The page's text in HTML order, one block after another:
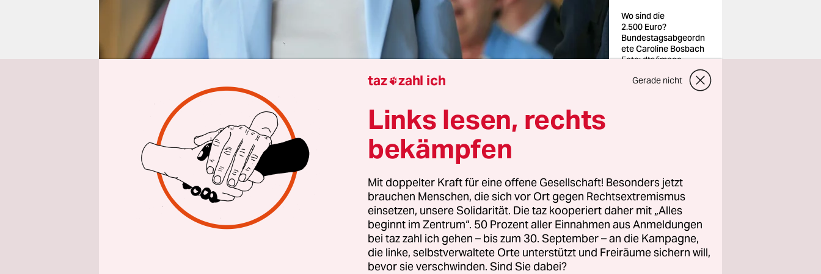
epaper login
Wo sind die
2.500 Euro?
Bundestagsabgeordn
ete Caroline Bosbach
Foto: dts/imago
Von Andreas Wyputta
Sie ist die Tochter des selbst für CDU-Verhältnisseals rechtskonservativ
geltenden Partei-Urgesteins Wolfgang Bosbach. Im Februar ist sie als
Nachnachfolgerin ihres Vaters frisch in den Bundestag gewählt
worden – und sieht sich heute als Opfer einer „Schmutzkampagne“:
Die Abgeordnete Caroline Bosbach wehrt sich gegen Vorwürfe, sie
habe in die Parteikasse ihrer Christ­de­mo­kra­t:in­nen gegriffen.
Genau das wirft ein mittlerweile gefeuerter Auszubildender ihres CDU-
taz zahl ich Gerade nicht
Links lesen, rechts
bekämpfen
Mit doppelter Kraft für eine offene Gesellschaft! Besonders jetzt
brauchen Menschen, die sich vor Ort gegen Rechtsextremismus
einsetzen, unsere Solidarität. Die taz kooperiert daher mit „Alles
beginnt im Zentrum“. 50 Prozent aller Einnahmen aus Anmeldungen
bei taz zahl ich gehen – bis zum 30. September – an die Kampagne,
die linke, selbstverwaltete Orte unterstützt und Freiräume sichern will,
bevor sie verschwinden. Sind Sie dabei?